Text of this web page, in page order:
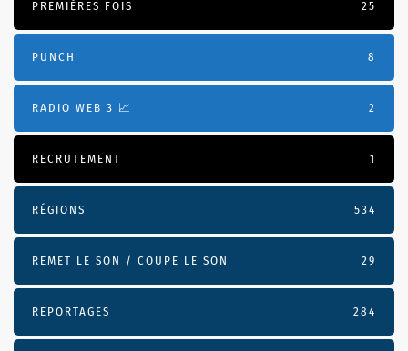
PREMIÈRES FOIS 25
PUNCH 8
RADIO WEB 3 📈 2
RECRUTEMENT 1
RÉGIONS 534
REMET LE SON / COUPE LE SON 29
REPORTAGES 284